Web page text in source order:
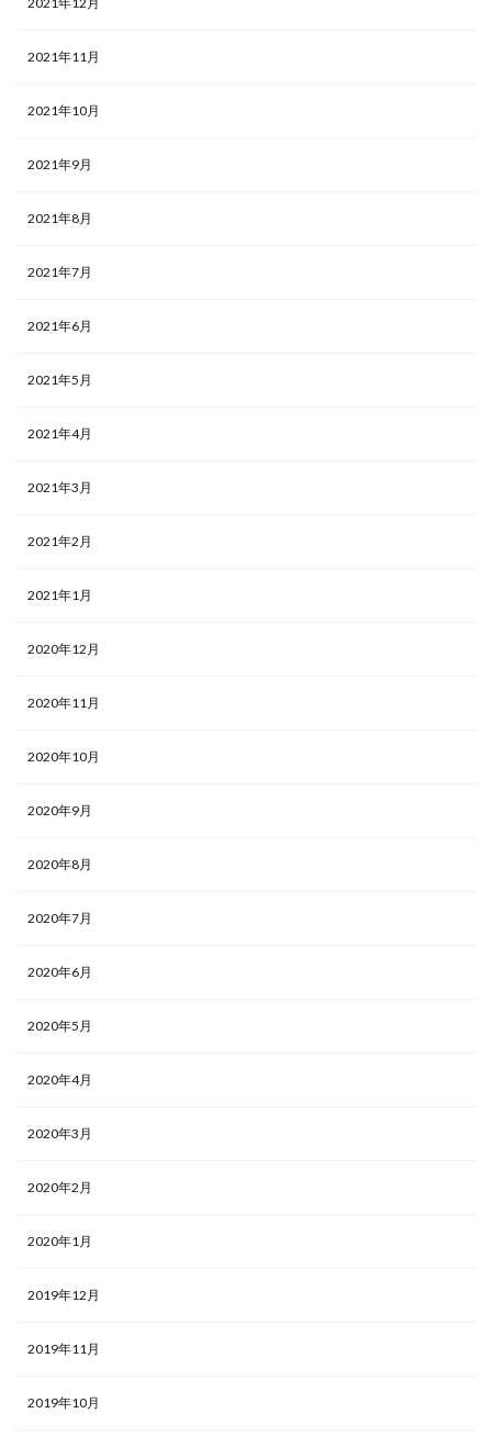
2021年11月
2021年10月
2021年9月
2021年8月
2021年7月
2021年6月
2021年5月
2021年4月
2021年3月
2021年2月
2021年1月
2020年12月
2020年11月
2020年10月
2020年9月
2020年8月
2020年7月
2020年6月
2020年5月
2020年4月
2020年3月
2020年2月
2020年1月
2019年12月
2019年11月
2019年10月